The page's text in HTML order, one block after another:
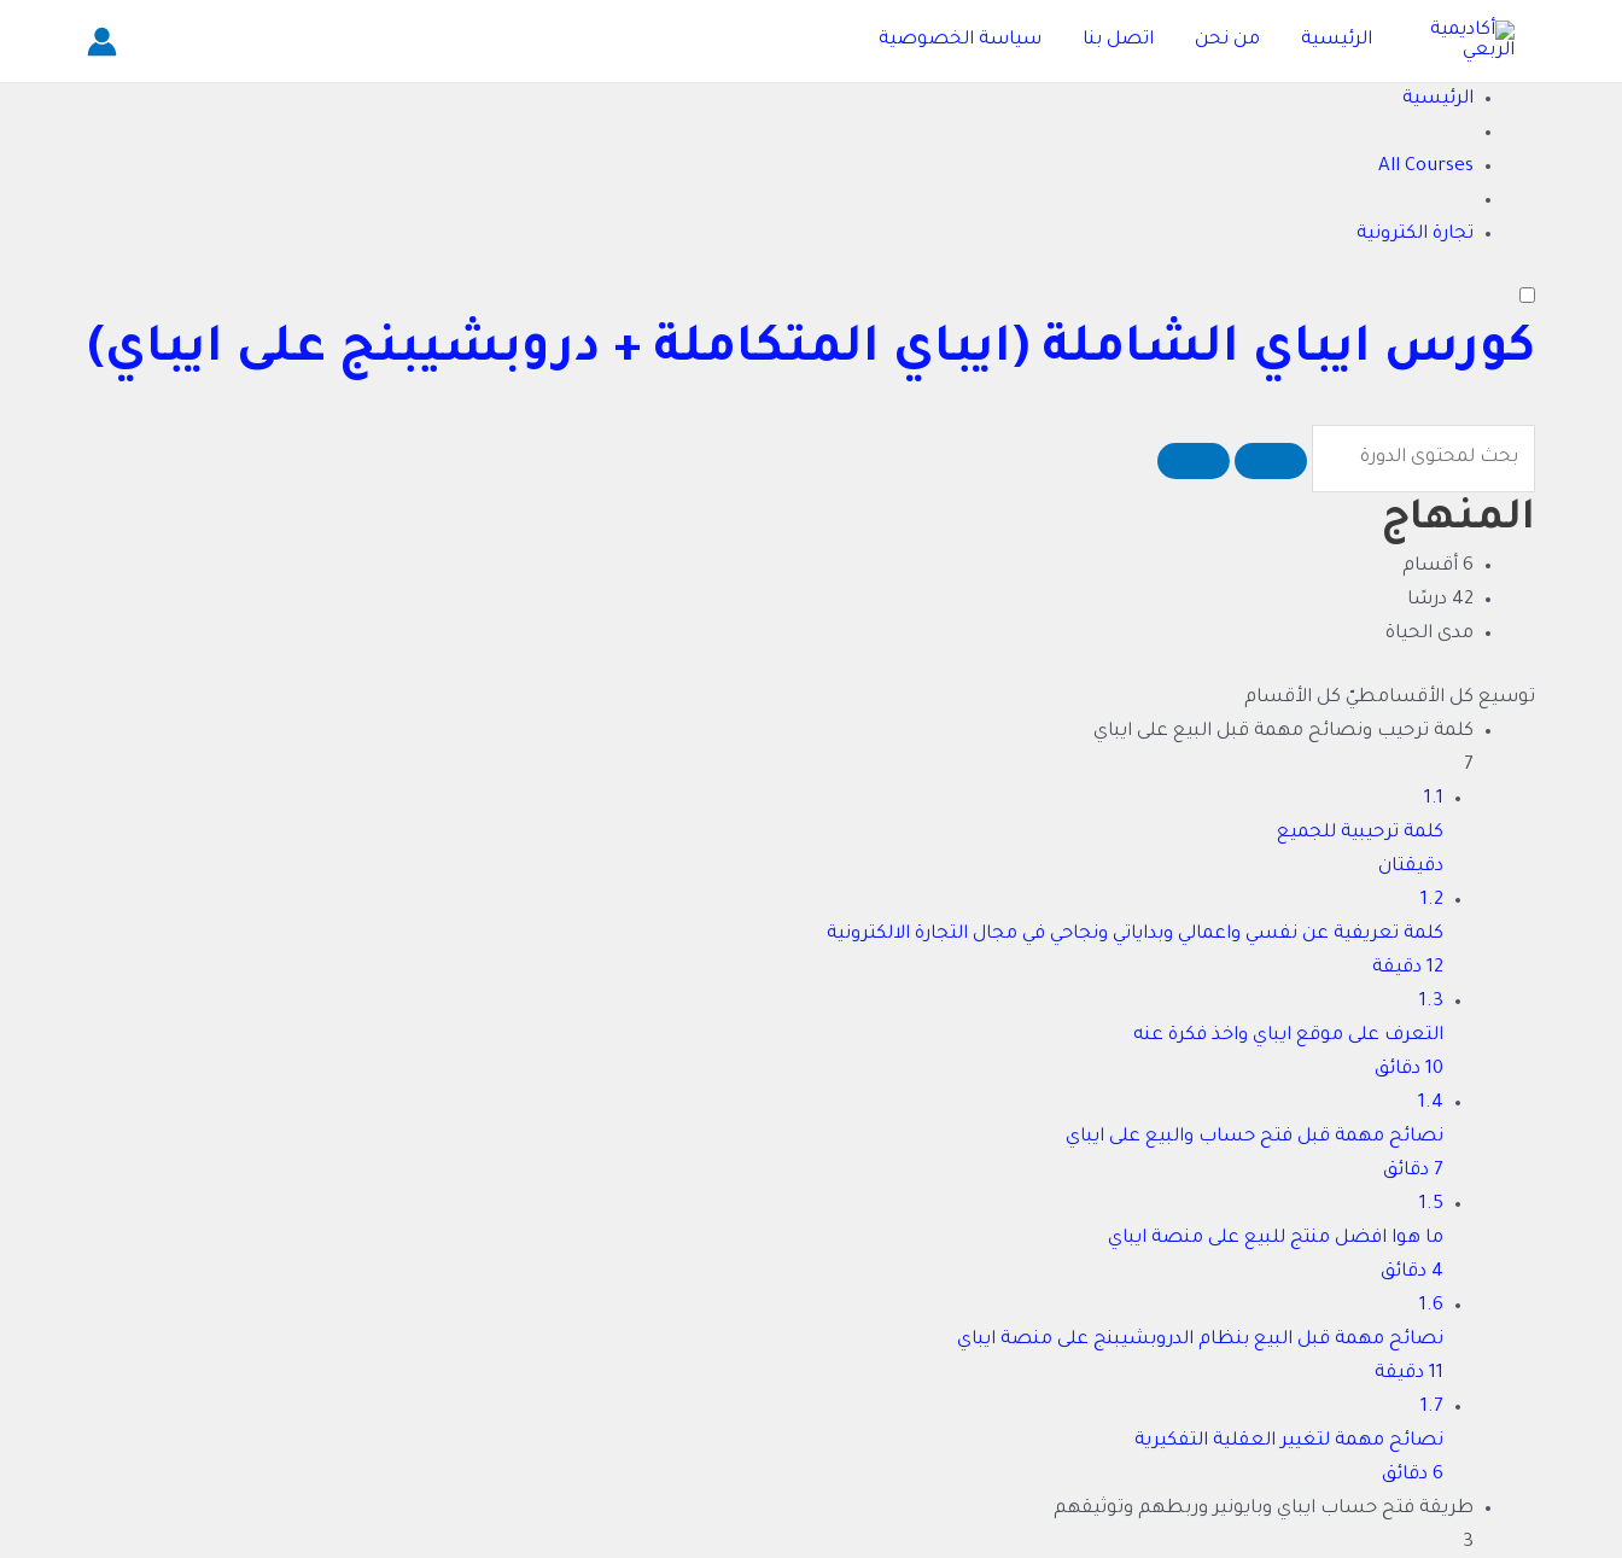
الرئيسية من نحن اتصل بنا سياسة الخصوصية
الرئيسية
All Courses
تجارة الكترونية
كورس ايباي الشاملة (ايباي المتكاملة + دروبشيبنج على ايباي)
المنهاج
6 أقسام
42 درسًا
مدى الحياة
توسيع كل الأقسامطيّ كل الأقسام
كلمة ترحيب ونصائح مهمة قبل البيع على ايباي
7
1.1
كلمة ترحيبية للجميع
دقيقتان
1.2
كلمة تعريفية عن نفسي واعمالي وبداياتي ونجاحي في مجال التجارة الالكترونية
12 دقيقة
1.3
التعرف على موقع ايباي واخذ فكرة عنه
10 دقائق
1.4
نصائح مهمة قبل فتح حساب والبيع على ايباي
7 دقائق
1.5
ما هوا افضل منتج للبيع على منصة ايباي
4 دقائق
1.6
نصائح مهمة قبل البيع بنظام الدروبشيبنج على منصة ايباي
11 دقيقة
1.7
نصائح مهمة لتغيير العقلية التفكيرية
6 دقائق
طريقة فتح حساب ايباي وبايونير وربطهم وتوثيقهم
3